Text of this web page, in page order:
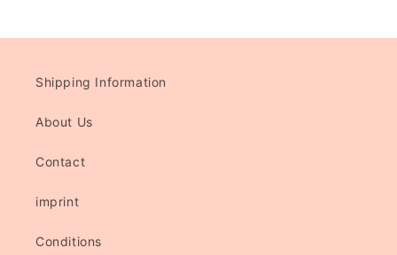
Shipping Information
About Us
Contact
imprint
Conditions